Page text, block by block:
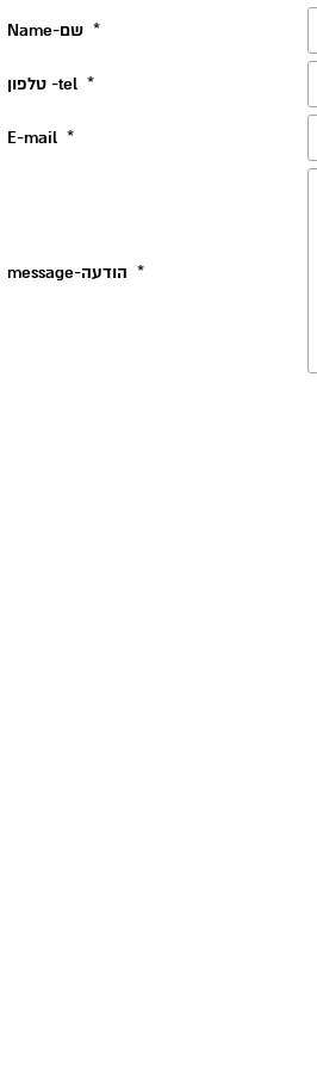
Name-שם *
טלפון -tel *
E-mail *
message-הודעה *